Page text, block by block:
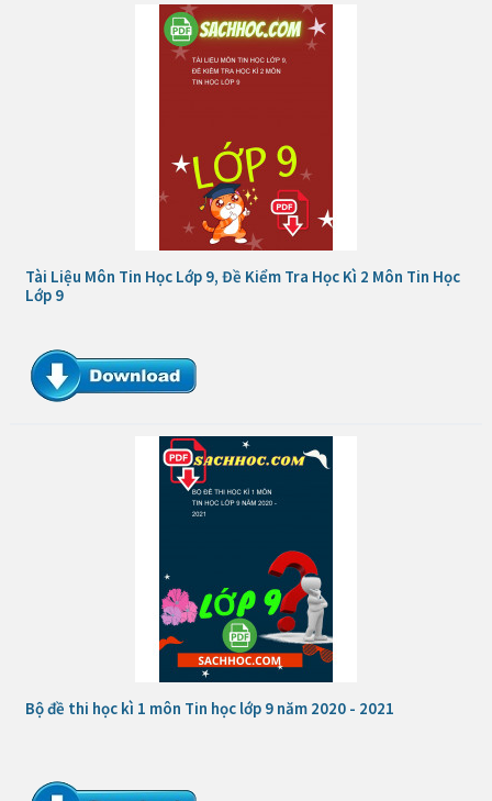
Tài Liệu Môn Tin Học Lớp 9, Đề Kiểm Tra Học Kì 2 Môn Tin Học
Lớp 9
Bộ đề thi học kì 1 môn Tin học lớp 9 năm 2020 - 2021